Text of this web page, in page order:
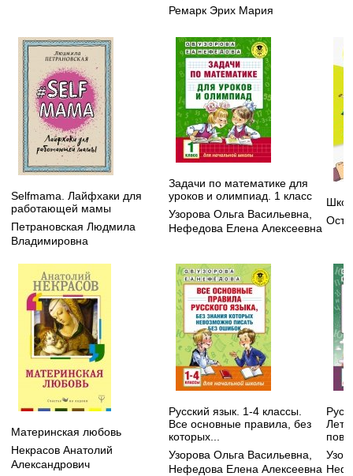
Ремарк Эрих Мария
Selfmama. Лайфхаки для
работающей мамы
Петрановская Людмила
Владимировна
Задачи по математике для
уроков и олимпиад. 1 класс
Узорова Ольга Васильевна
Нефедова Елена Алексеевна
Материнская любовь
Некрасов Анатолий
Александрович
Русский язык. 1-4 классы.
Все основные правила, без
которых...
Узорова Ольга Васильевна
Нефедова Елена Алексеевна